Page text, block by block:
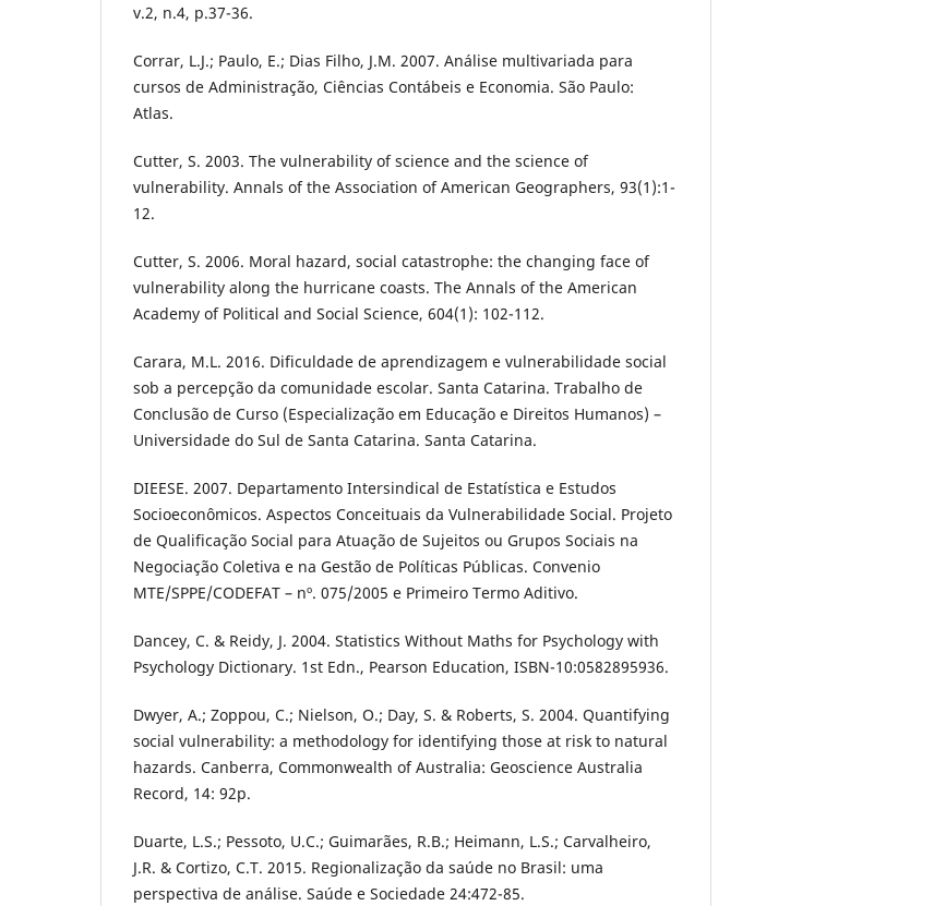
v.2, n.4, p.37-36.
Corrar, L.J.; Paulo, E.; Dias Filho, J.M. 2007. Análise multivariada para
cursos de Administração, Ciências Contábeis e Economia. São Paulo:
Atlas.
Cutter, S. 2003. The vulnerability of science and the science of
vulnerability. Annals of the Association of American Geographers, 93(1):1-
12.
Cutter, S. 2006. Moral hazard, social catastrophe: the changing face of
vulnerability along the hurricane coasts. The Annals of the American
Academy of Political and Social Science, 604(1): 102-112.
Carara, M.L. 2016. Dificuldade de aprendizagem e vulnerabilidade social
sob a percepção da comunidade escolar. Santa Catarina. Trabalho de
Conclusão de Curso (Especialização em Educação e Direitos Humanos) –
Universidade do Sul de Santa Catarina. Santa Catarina.
DIEESE. 2007. Departamento Intersindical de Estatística e Estudos
Socioeconômicos. Aspectos Conceituais da Vulnerabilidade Social. Projeto
de Qualificação Social para Atuação de Sujeitos ou Grupos Sociais na
Negociação Coletiva e na Gestão de Políticas Públicas. Convenio
MTE/SPPE/CODEFAT – nº. 075/2005 e Primeiro Termo Aditivo.
Dancey, C. & Reidy, J. 2004. Statistics Without Maths for Psychology with
Psychology Dictionary. 1st Edn., Pearson Education, ISBN-10:0582895936.
Dwyer, A.; Zoppou, C.; Nielson, O.; Day, S. & Roberts, S. 2004. Quantifying
social vulnerability: a methodology for identifying those at risk to natural
hazards. Canberra, Commonwealth of Australia: Geoscience Australia
Record, 14: 92p.
Duarte, L.S.; Pessoto, U.C.; Guimarães, R.B.; Heimann, L.S.; Carvalheiro,
J.R. & Cortizo, C.T. 2015. Regionalização da saúde no Brasil: uma
perspectiva de análise. Saúde e Sociedade 24:472-85.